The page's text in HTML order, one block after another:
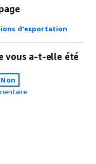
d'exportation
vous a-t-elle été
Non